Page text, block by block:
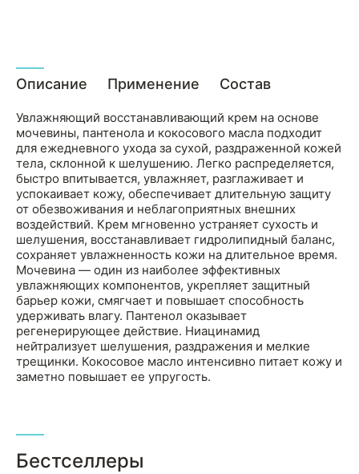
Описание Применение Состав
Увлажняющий восстанавливающий крем на основе
мочевины, пантенола и кокосового масла подходит
для ежедневного ухода за сухой, раздраженной кожей
тела, склонной к шелушению. Легко распределяется,
быстро впитывается, увлажняет, разглаживает и
успокаивает кожу, обеспечивает длительную защиту
от обезвоживания и неблагоприятных внешних
воздействий. Крем мгновенно устраняет сухость и
шелушения, восстанавливает гидролипидный баланс,
сохраняет увлажненность кожи на длительное время.
Мочевина — один из наиболее эффективных
увлажняющих компонентов, укрепляет защитный
барьер кожи, смягчает и повышает способность
удерживать влагу. Пантенол оказывает
регенерирующее действие. Ниацинамид
нейтрализует шелушения, раздражения и мелкие
трещинки. Кокосовое масло интенсивно питает кожу и
заметно повышает ее упругость.
Бестселлеры